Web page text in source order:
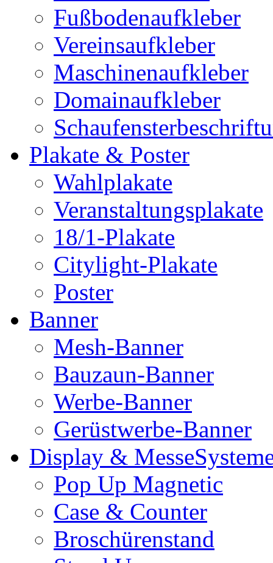
Fußbodenaufkleber
Vereinsaufkleber
Maschinenaufkleber
Domainaufkleber
Plakate & Poster
Wahlplakate
Veranstaltungsplakate
18/1-Plakate
Citylight-Plakate
Poster
Banner
Mesh-Banner
Bauzaun-Banner
Werbe-Banner
Gerüstwerbe-Banner
Display &
Pop Up Magnetic
Case & Counter
Broschürenstand